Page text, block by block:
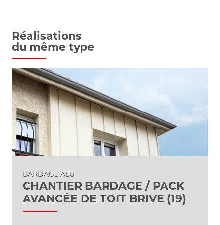
Réalisations
du même type
BARDAGE ALU
CHANTIER BARDAGE / PACK
AVANCÉE DE TOIT BRIVE (19)